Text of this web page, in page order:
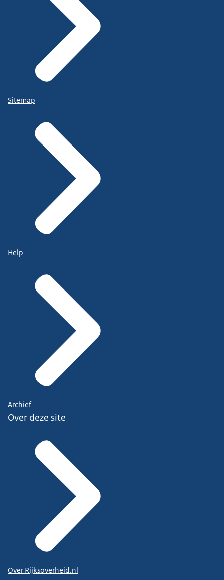
Sitemap
Help
Archief
Over deze site
Over Rijksoverheid.nl